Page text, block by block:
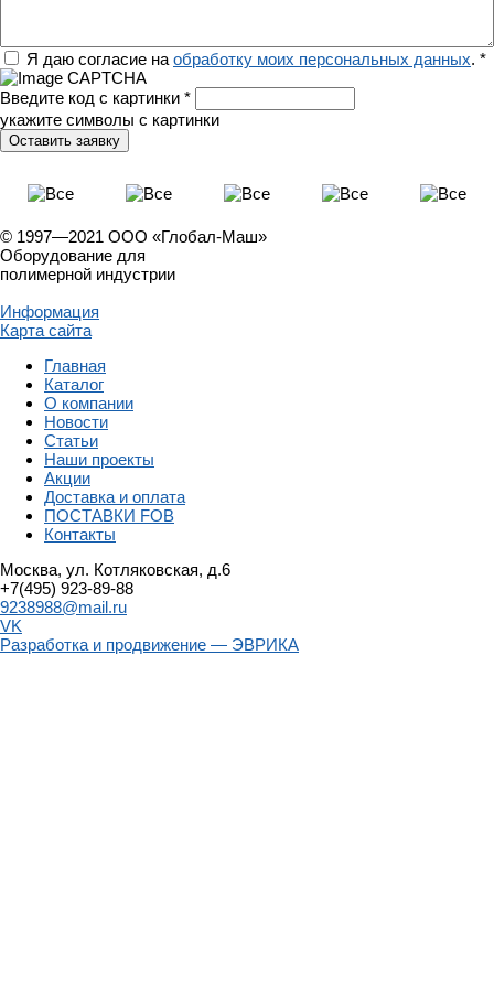
РегионЯ даю согласие на обработку моих персональных данных. *
Введите код с картинки *
укажите символы с картинки
© 1997—2021 ООО «Глобал-Маш»
Оборудование для
полимерной индустрии
Информация
Карта сайта
Главная
Каталог
О компании
Новости
Статьи
Наши проекты
Акции
Доставка и оплата
ПОСТАВКИ FOB
Контакты
Москва, ул. Котляковская, д.6
+7(495) 923-89-88
9238988@mail.ru
VK
Разработка и продвижение — ЭВРИКА